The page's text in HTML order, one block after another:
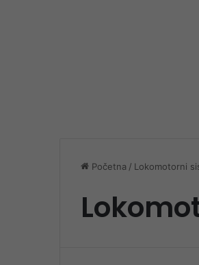
Početna / Lokomotorni